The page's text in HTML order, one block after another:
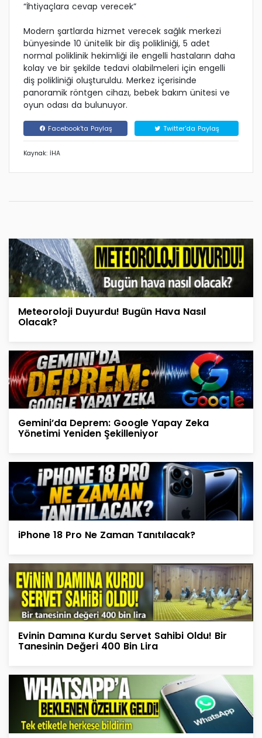
“İhtiyaçlara cevap verecek”
Modern şartlarda hizmet verecek sağlık merkezi
bünyesinde 10 ünitelik bir diş polikliniği, 5 adet
normal poliklinik hekimliği ile engelli hastaların daha
kolay ve bir şekilde tedavi olabilmeleri için engelli
diş polikliniği oluşturuldu. Merkez içerisinde
panoramik röntgen cihazı, bebek bakım ünitesi ve
oyun odası da bulunuyor.
Facebook'ta Paylaş Twitter'da Paylaş
Kaynak: İHA
Meteoroloji Duyurdu! Bugün Hava Nasıl
Olacak?
Gemini’da Deprem: Google Yapay Zeka
Yönetimi Yeniden Şekilleniyor
iPhone 18 Pro Ne Zaman Tanıtılacak?
Evinin Damına Kurdu Servet Sahibi Oldu! Bir
Tanesinin Değeri 400 Bin Lira